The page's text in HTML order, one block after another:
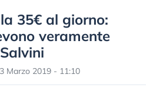
35€ al giorno:
veramente
Marzo 2019 - 11:10